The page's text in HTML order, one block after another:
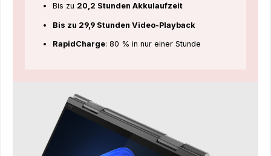
Bis zu 20,2 Stunden Akkulaufzeit
Bis zu 29,9 Stunden Video-Playback
RapidCharge: 80 % in nur einer Stunde